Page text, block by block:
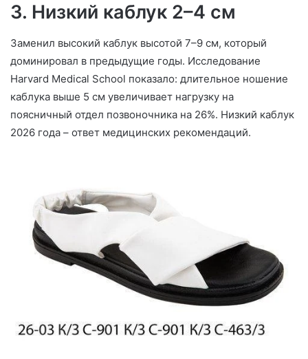
3. Низкий каблук 2–4 см
Заменил высокий каблук высотой 7–9 см, который
доминировал в предыдущие годы. Исследование
Harvard Medical School показало: длительное ношение
каблука выше 5 см увеличивает нагрузку на
поясничный отдел позвоночника на 26%. Низкий каблук
2026 года – ответ медицинских рекомендаций.